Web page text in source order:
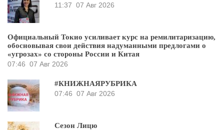
11:37 07 Авг 2026
Официальный Токио усиливает курс на ремилитаризацию,
обосновывая свои действия надуманными предлогами о
«угрозах» со стороны России и Китая
07:46 07 Авг 2026
#КНИЖНАЯРУБРИКА
07:46 07 Авг 2026
Сезон Лицю